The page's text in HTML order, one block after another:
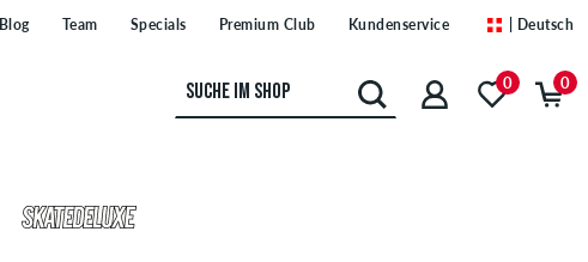
Blog Team Specials Premium Club Kundenservice | Deutsch
0 0